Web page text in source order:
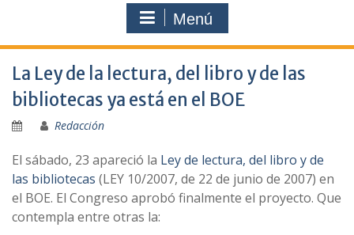
Menú
La Ley de la lectura, del libro y de las
bibliotecas ya está en el BOE
Redacción
El sábado, 23 apareció la Ley de lectura, del libro y de
las bibliotecas (LEY 10/2007, de 22 de junio de 2007) en
el BOE. El Congreso aprobó finalmente el proyecto. Que
contempla entre otras la: